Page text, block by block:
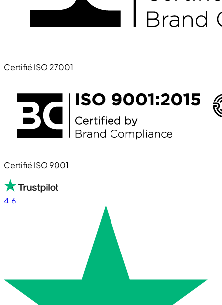
Certifié ISO 27001
Certifié ISO 9001
4.6